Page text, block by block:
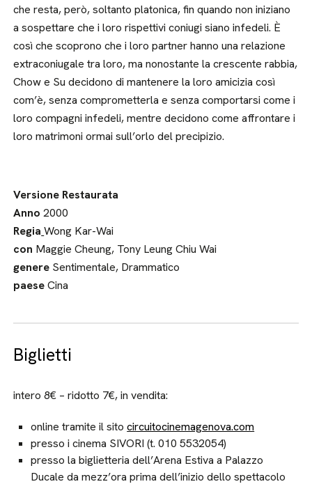
che resta, però, soltanto platonica, fin quando non iniziano
a sospettare che i loro rispettivi coniugi siano infedeli. È
così che scoprono che i loro partner hanno una relazione
extraconiugale tra loro, ma nonostante la crescente rabbia,
Chow e Su decidono di mantenere la loro amicizia così
com’è, senza comprometterla e senza comportarsi come i
loro compagni infedeli, mentre decidono come affrontare i
loro matrimoni ormai sull’orlo del precipizio.
Versione Restaurata
Anno2000
Regia Wong Kar-Wai
con Maggie Cheung, Tony Leung Chiu Wai
genere Sentimentale, Drammatico
paeseCina
Biglietti
intero 8€ – ridotto 7€, in vendita:
online tramite il sitocircuitocinemagenova.com
presso i cinema SIVORI (t. 010 5532054)
presso la biglietteria dell’Arena Estiva a Palazzo
Ducale da mezz’ora prima dell’inizio dello spettacolo